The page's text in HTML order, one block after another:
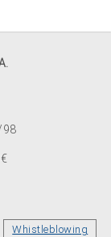
98
Whistleblowing